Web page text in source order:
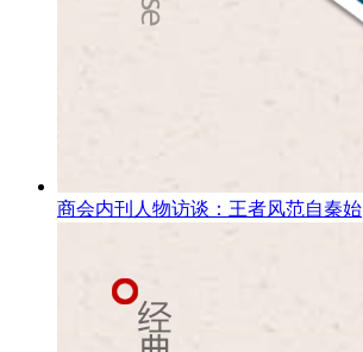
商会内刊人物访谈：王者风范自秦始